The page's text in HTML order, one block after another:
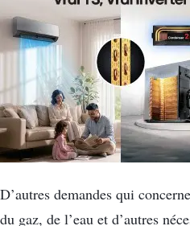
D’autres demandes qui
du gaz, de l’eau et d’autres